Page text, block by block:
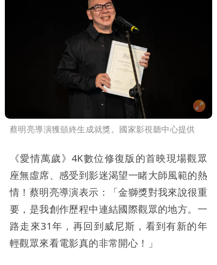
蔡明亮導演獲頒終生成就獎。國家影視聽中心提供
《愛情萬歲》4K數位修復版的首映現場觀眾
座無虛席、感受到影迷渴望一睹大師風範的熱
情！蔡明亮導演表示：「金獅獎對我來說很重
要，是我創作歷程中連結國際觀眾的地方。一
路走來31年，再回到威尼斯，看到有新的年
輕觀眾來看電影真的非常開心！」